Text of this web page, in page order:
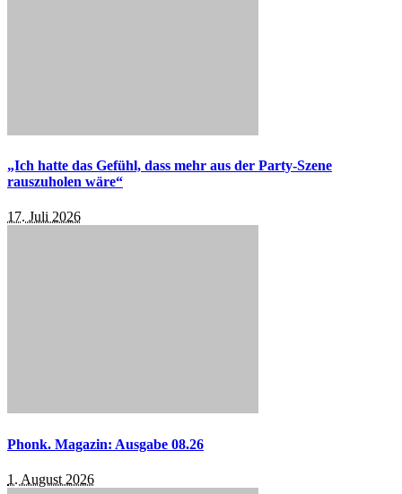
„Ich hatte das Gefühl, dass mehr aus der Party-Szene
rauszuholen wäre“
17. Juli 2026
Phonk. Magazin: Ausgabe 08.26
1. August 2026